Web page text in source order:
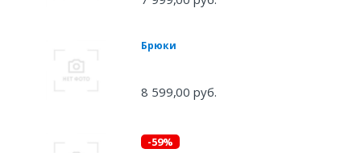
Брюки
8 599,00 руб.
-59%